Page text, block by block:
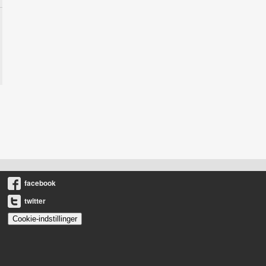
facebook
twitter
Cookie-indstillinger